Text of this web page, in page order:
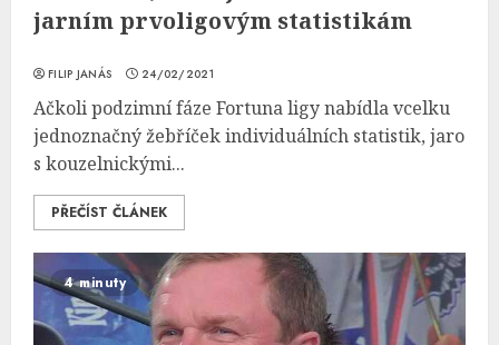
jarním prvoligovým statistikám
FILIP JANÁS 24/02/2021
Ačkoli podzimní fáze Fortuna ligy nabídla vcelku
jednoznačný žebříček individuálních statistik, jaro
s kouzelnickými...
PŘEČÍST ČLÁNEK
4 minuty